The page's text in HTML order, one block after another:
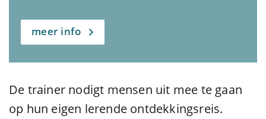
meer info
De trainer nodigt mensen uit mee te gaan
op hun eigen lerende ontdekkingsreis.